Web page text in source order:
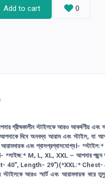
Add to cart 0
স্টাইলকে আরও আকর্ষণীয় এবং
দিবে অনবদ্য আরাম এবং স্টাইল, যা
আরামদায়ক এবং শ্বাসপ্রশ্বাসযোগ্য।-
*সাইজ:* M, L, XL, XXL – আপনার পছন্দ
40", Length- 29")(*XXL:* Chest-
স্টাইলকে আরও স্মার্ট এবং